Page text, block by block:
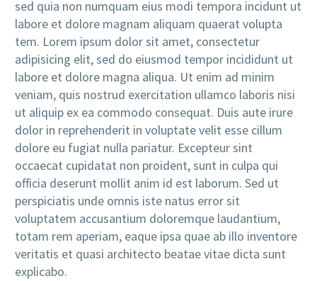
sed quia non numquam eius modi tempora incidunt ut
labore et dolore magnam aliquam quaerat volupta
tem. Lorem ipsum dolor sit amet, consectetur
adipisicing elit, sed do eiusmod tempor incididunt ut
labore et dolore magna aliqua. Ut enim ad minim
veniam, quis nostrud exercitation ullamco laboris nisi
ut aliquip ex ea commodo consequat. Duis aute irure
dolor in reprehenderit in voluptate velit esse cillum
dolore eu fugiat nulla pariatur. Excepteur sint
occaecat cupidatat non proident, sunt in culpa qui
officia deserunt mollit anim id est laborum. Sed ut
perspiciatis unde omnis iste natus error sit
voluptatem accusantium doloremque laudantium,
totam rem aperiam, eaque ipsa quae ab illo inventore
veritatis et quasi architecto beatae vitae dicta sunt
explicabo.